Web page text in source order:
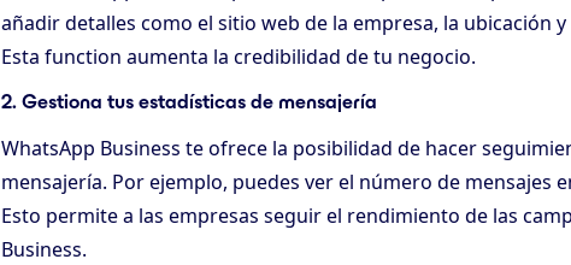
añadir detalles como el sitio web de la empresa, la ubicación
Esta function aumenta la credibilidad de tu negocio.
2. Gestiona tus estadísticas de mensajería
WhatsApp Business te ofrece la posibilidad de hacer
mensajería. Por ejemplo, puedes ver el número de mensajes
Esto permite a las empresas seguir el rendimiento de las
Business.